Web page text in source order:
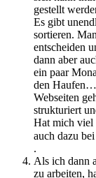
gestellt
Es gibt
sortieren.
entscheiden
dann aber
ein paar
den Haufen…
Webseiten
strukturiert
Hat mich viel
auch dazu
.
Als ich dann
zu arbeiten,